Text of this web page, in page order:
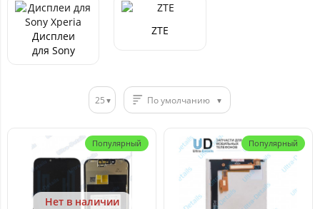
Дисплеи
для Sony
ZTE
25 По умолчанию
Популярный
Нет в наличии
Популярный